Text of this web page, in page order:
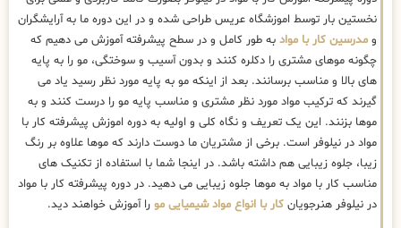
نخستین بار توسط اموزشگاه عریس طراحی شده و در این دوره ما به آرایشگران
و مدرسین کار با مواد به طور کامل و در سطح پیشرفته آموزش می دهیم که
چگونه موهای مشتری را دکلره کنند و بدون آسیب و سوختگی، مو را به پایه
های بالا و مناسب برسانند. بعد از اینکه مو به پایه مورد نظر رسید یاد می
گیرند که ترکیب مواد مورد نظر مشتری و مناسب پایه مو را درست کنند و به
موها بزنند. این یک تعریف و نگاه کلی و اولیه به دوره اموزش پیشرفته کار با
مواد در نیلوفر است. برخی از مشتریان ما دوست دارند که موها علاوه بر رنگ
زیبا، جلوه زیبایی هم داشته باشد. در اینجا شما با استفاده از تکنیک های
مناسب کار با مواد به موها جلوه زیبایی می دهید. در دوره پیشرفته کار با مواد
در نیلوفر هنرجویان کار با انواع مواد شیمیایی مو را آموزش خواهند دید.